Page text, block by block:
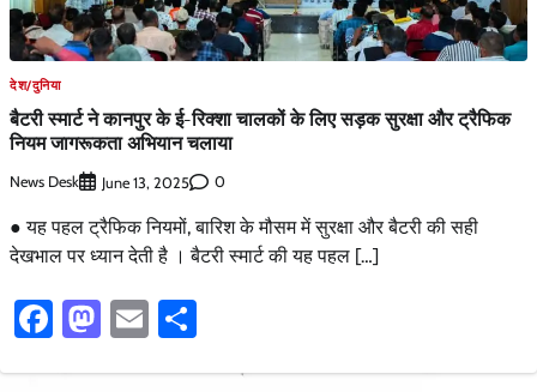
देश/दुनिया
बैटरी स्मार्ट ने कानपुर के ई-रिक्शा चालकों के लिए सड़क सुरक्षा और ट्रैफिक
नियम जागरूकता अभियान चलाया
News Desk June 13, 2025 0
● यह पहल ट्रैफिक नियमों, बारिश के मौसम में सुरक्षा और बैटरी की सही
देखभाल पर ध्यान देती है । बैटरी स्मार्ट की यह पहल […]
Facebook
Mastodon
Email